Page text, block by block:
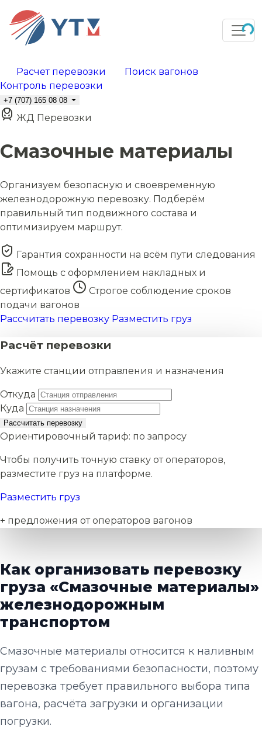
Расчет перевозки
Поиск вагонов
Контроль перевозки
+7 (707) 165 08 08
ЖД Перевозки
Смазочные материалы
Организуем безопасную и своевременную
железнодорожную перевозку. Подберём
правильный тип подвижного состава и
оптимизируем маршрут.
Гарантия сохранности на всём пути следования
Помощь с оформлением накладных и
сертификатов
Строгое соблюдение сроков
подачи вагонов
Рассчитать перевозку Разместить груз
Расчёт перевозки
Укажите станции отправления и назначения
Откуда
Куда
Рассчитать перевозку
Ориентировочный тариф: по запросу
Чтобы получить точную ставку от операторов,
разместите груз на платформе.
Разместить груз
+ предложения от операторов вагонов
Как организовать перевозку
груза «Смазочные материалы»
железнодорожным
транспортом
Смазочные материалы относится к наливным
грузам с требованиями безопасности, поэтому
перевозка требует правильного выбора типа
вагона, расчёта загрузки и организации
погрузки.